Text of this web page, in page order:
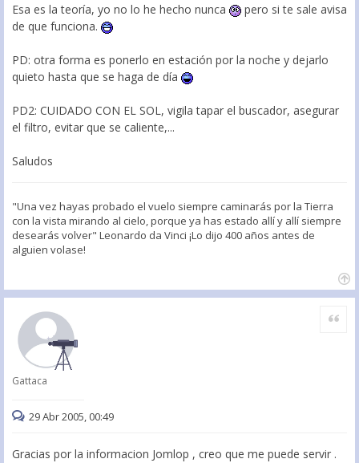
Esa es la teoría, yo no lo he hecho nunca
pero si te sale avisa
de que funciona.
PD: otra forma es ponerlo en estación por la noche y dejarlo
quieto hasta que se haga de día
PD2: CUIDADO CON EL SOL, vigila tapar el buscador, asegurar
el filtro, evitar que se caliente,...
Saludos
"Una vez hayas probado el vuelo siempre caminarás por la Tierra
con la vista mirando al cielo, porque ya has estado allí y allí siempre
desearás volver" Leonardo da Vinci ¡Lo dijo 400 años antes de
alguien volase!
Gattaca
Citar
29 Abr 2005, 00:49
Gracias por la informacion Jomlop , creo que me puede servir .